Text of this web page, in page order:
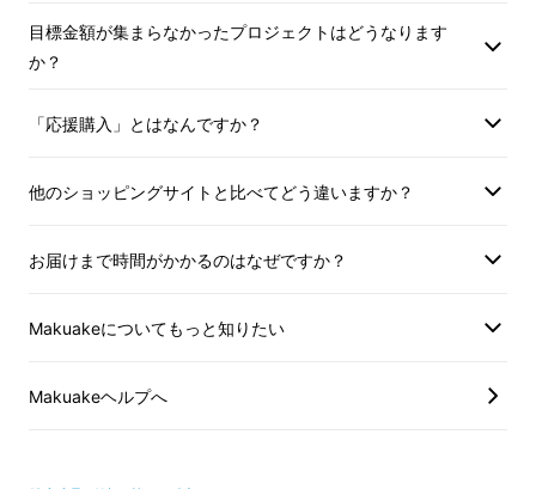
の食材を使ったお料理を提供しています。
目標金額が集まらなかったプロジェクトはどうなります
か？
「応援購入」とはなんですか？
他のショッピングサイトと比べてどう違いますか？
お届けまで時間がかかるのはなぜですか？
Makuakeについてもっと知りたい
Makuakeヘルプへ